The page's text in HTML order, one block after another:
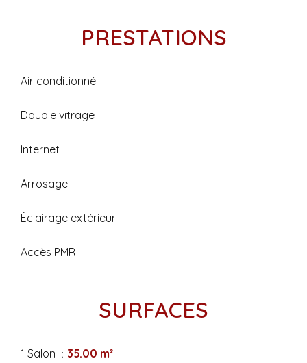
PRESTATIONS
Air conditionné
Double vitrage
Internet
Arrosage
Éclairage extérieur
Accès PMR
SURFACES
1 Salon 35.00 m²